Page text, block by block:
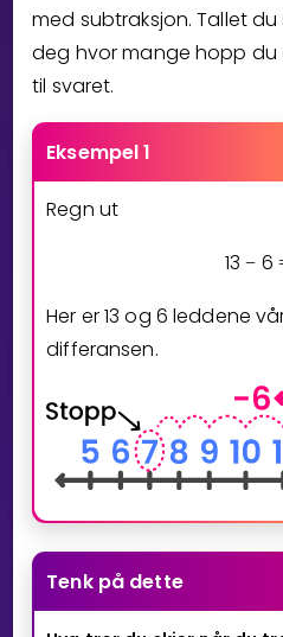
med subtraksjon. Tallet
deg hvor mange hopp du
til svaret.
Eksempel 1
Regn ut
13 − 6
Her er13 og 6 leddene
differansen.
Tenk på dette